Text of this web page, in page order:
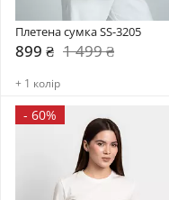
Плетена сумка SS-3205
899 ₴ 1 499 ₴
+ 1 колір
- 60%